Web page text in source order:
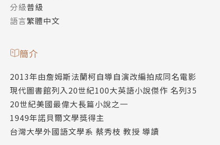
分級普級
語言繁體中文
簡介
2013年由詹姆斯法蘭柯自導自演改編拍成同名電影
現代圖書館列入20世紀100大英語小說傑作 名列35
20世紀美國最偉大長篇小說之一
1949年諾貝爾文學獎得主
台灣大學外國語文學系 蔡秀枝 教授 導讀